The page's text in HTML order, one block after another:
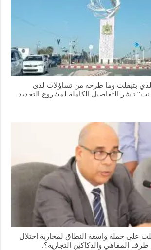
بتيفلت وما طرحه من تساؤلات لدى
تنشر التفاصيل الكاملة لمشروع التجديد
على حملة واسعة النطاق لمحاربة احتلال
المقاهي والدكاكين التجارية؟.